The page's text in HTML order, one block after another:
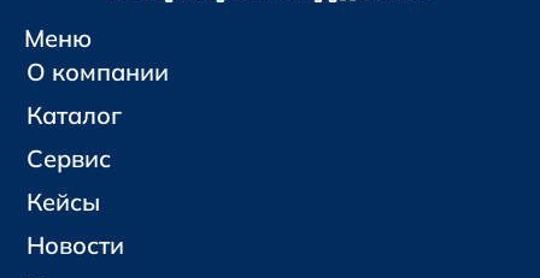
Меню
О компании
Каталог
Сервис
Кейсы
Новости